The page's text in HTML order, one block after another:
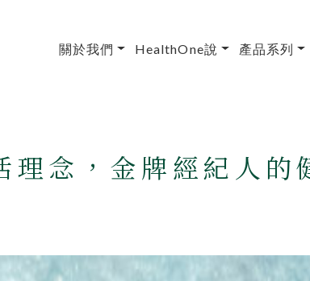
關於我們 HealthOne說 產品系列
念，金牌經紀人的